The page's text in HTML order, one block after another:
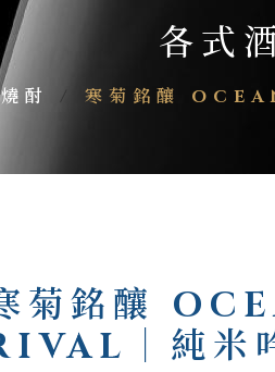
各式
酎 / 寒菊銘釀
菊銘釀
｜純米